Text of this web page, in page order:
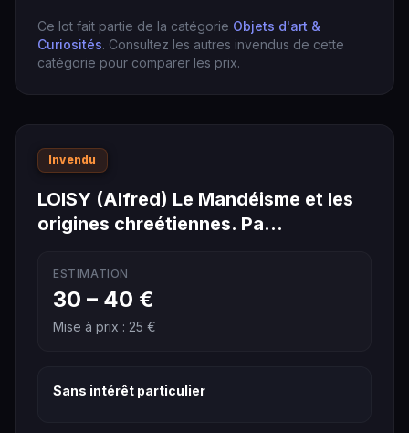
Ce lot fait partie de la catégorie Objets d'art &
Curiosités. Consultez les autres invendus de cette
catégorie pour comparer les prix.
Invendu
LOISY (Alfred) Le Mandéisme et les
origines chreétiennes. Pa…
ESTIMATION
30 – 40 €
Mise à prix : 25 €
Sans intérêt particulier